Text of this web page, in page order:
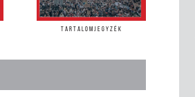
TARTALOMJEGYZÉK